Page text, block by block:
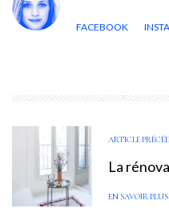
FACEBOOK
ARTICLE
La
EN SAVOIR PLUS